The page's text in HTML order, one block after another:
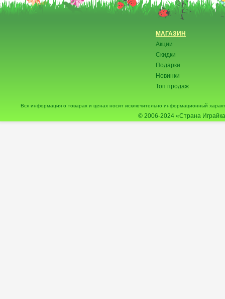
МАГАЗИН
Акции
Скидки
Подарки
Новинки
Топ продаж
Вся информация о товарах и ценах носит исключительно информационный
© 2006-2024 «Страна